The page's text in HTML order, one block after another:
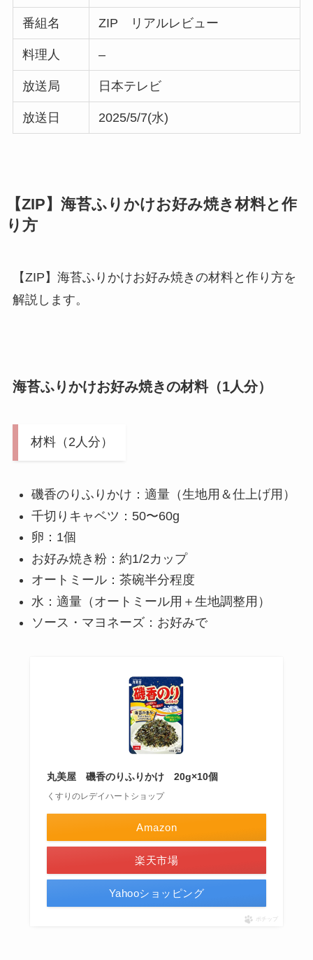
番組名 ZIP リアルレビュー
料理人 –
放送局 日本テレビ
放送日 2025/5/7(水)
【ZIP】海苔ふりかけお好み焼き材料と作
り方
【ZIP】海苔ふりかけお好み焼きの材料と作り方を
解説します。
海苔ふりかけお好み焼きの材料（1人分）
材料（2人分）
磯香のりふりかけ：適量（生地用＆仕上げ用）
千切りキャベツ：50〜60g
卵：1個
お好み焼き粉：約1/2カップ
オートミール：茶碗半分程度
水：適量（オートミール用＋生地調整用）
ソース・マヨネーズ：お好みで
丸美屋 磯香のりふりかけ 20g×10個
くすりのレデイハートショップ
Amazon
楽天市場
Yahooショッピング
ポチップ